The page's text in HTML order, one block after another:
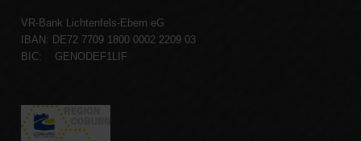
VR-Bank Lichtenfels-Ebern eG
IBAN: DE72 7709 1800 0002 2209 03
BIC: GENODEF1LIF